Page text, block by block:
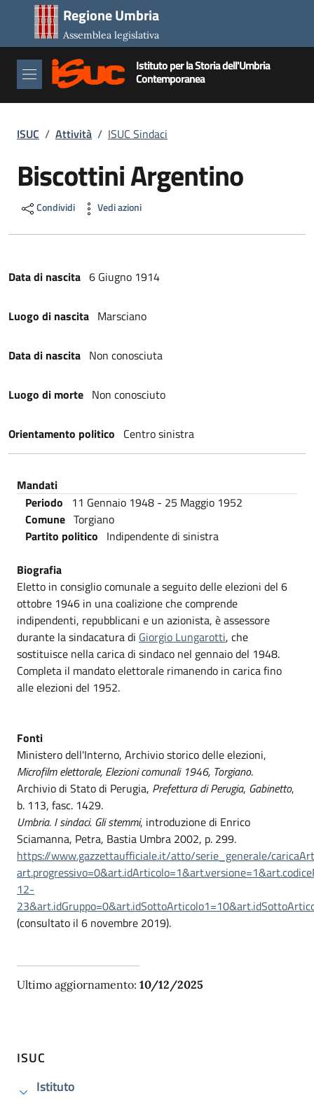
Salta al contenuto principale
Salta al piè di paginaRegione Umbria
Assemblea legislativa
Istituto per la Storia dell'Umbria
Contemporanea
Briciole di pane
ISUC / Attività / ISUC Sindaci
Biscottini Argentino
Condividi Vedi azioni
Data di nascita 6 Giugno 1914
Luogo di nascita Marsciano
Data di nascita Non conosciuta
Luogo di morte Non conosciuto
Orientamento politico Centro sinistra
Mandati
Periodo
11 Gennaio 1948 - 25 Maggio 1952
Comune Torgiano
Partito politico Indipendente di sinistra
Biografia
Eletto in consiglio comunale a seguito delle elezioni del 6
ottobre 1946 in una coalizione che comprende
indipendenti, repubblicani e un azionista, è assessore
durante la sindacatura di Giorgio Lungarotti, che
sostituisce nella carica di sindaco nel gennaio del 1948.
Completa il mandato elettorale rimanendo in carica fino
alle elezioni del 1952.
Fonti
Ministero dell'Interno, Archivio storico delle elezioni,
Microfilm elettorale, Elezioni comunali 1946, Torgiano.
Archivio di Stato di Perugia, Prefettura di Perugia, Gabinetto,
b. 113, fasc. 1429.
Umbria. I sindaci. Gli stemmi, introduzione di Enrico
Sciamanna, Petra, Bastia Umbra 2002, p. 299.
https://www.gazzettaufficiale.it/atto/serie_generale/
12-
(consultato il 6 novembre 2019).
Ultimo aggiornamento: 10/12/2025
ISUC
Istituto